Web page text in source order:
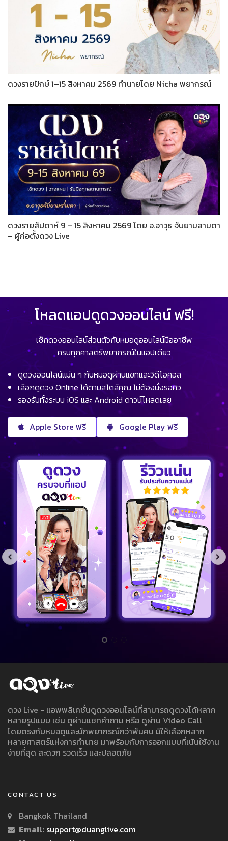
ดวงรายปักษ์ 1–15 สิงหาคม 2569 ทำนายโดย Nicha พยากรณ์
ดวงรายสัปดาห์ 9 – 15 สิงหาคม 2569 โดย อ.อาวุธ จับยามสามตา
– ผู้ก่อตั้งดวง Live
โหลดแอปดูดวงออนไลน์ ฟรี!
เช็กดวงออนไลน์ส่วนตัวกับหมอดูออนไลน์มืออาชีพ
ครบทุกศาสตร์พยากรณ์ในแอปเดียว
ดูดวงออนไลน์แม่น ๆ กับหมอดูผ่านแชทและวิดีโอคอล
เลือกดูดวง Online ได้ตามสไตล์คุณ ไม่ต้องนั่งรอคิว
รองรับทั้งระบบ iOS และ Android ดาวน์โหลดเลย
Apple Store ฟรี Google Play ฟรี
ดวง Live - แอพพลิเคชั่นดูดวงออนไลน์ที่สามารถดูดวงได้หลาก
หลายรูปแบบ เช่น ดูผ่านแชทคำถาม หรือ ดูผ่าน Video Call
โดยตรงกับหมอดูและนักพยากรณ์กว่าพันคน มีให้เลือกหลาก
หลายศาสตร์แห่งการทำนาย มาพร้อมกับการออกแบบที่เน้นใช้งาน
ง่ายที่สุด สะดวก รวดเร็ว และปลอดภัย
CONTACT US
Bangkok Thailand
Email: support@duanglive.com